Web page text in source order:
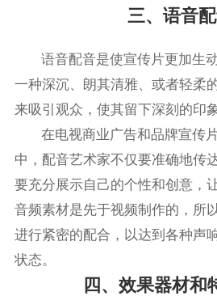
三、语音
语音配音是使宣传片更加生
一种深沉、朗其清雅、或者轻柔
来吸引观众，使其留下深刻的印
在电视商业广告和品牌宣传
中，配音艺术家不仅要准确地传
要充分展示自己的个性和创意，
音频素材是先于视频制作的，所
进行紧密的配合，以达到各种声
状态。
四、效果器材和